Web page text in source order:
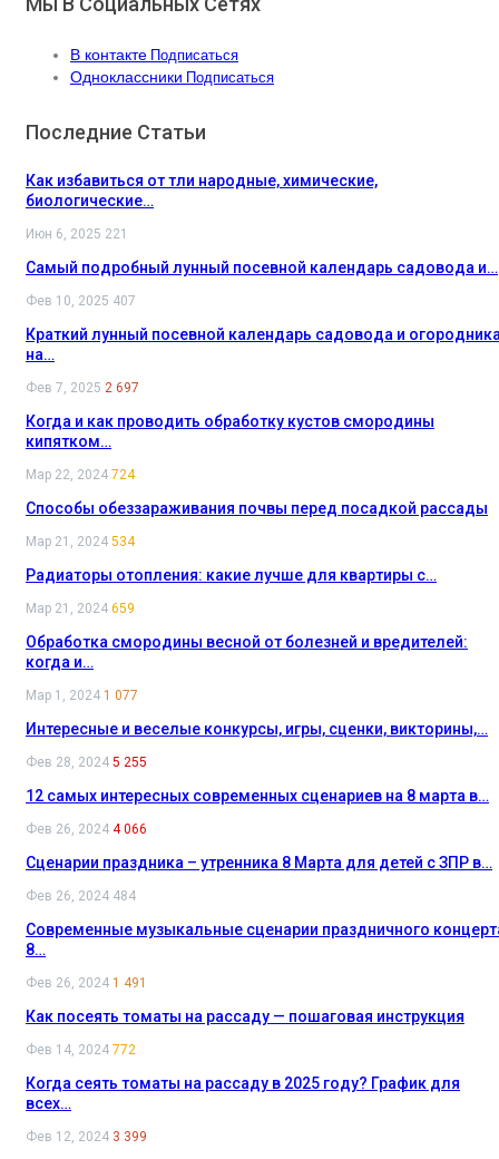
В контакте Подписаться
Одноклассники Подписаться
Последние Статьи
Как избавиться от тли народные, химические,
биологические…
Июн 6, 2025 221
Самый подробный лунный посевной календарь садовода и…
Фев 10, 2025 407
Краткий лунный посевной календарь садовода и
на…
Фев 7, 2025 2 697
Когда и как проводить обработку кустов смородины
кипятком…
Мар 22, 2024 724
Способы обеззараживания почвы перед посадкой рассады
Мар 21, 2024 534
Радиаторы отопления: какие лучше для квартиры с…
Мар 21, 2024 659
Обработка смородины весной от болезней и вредителей:
когда и…
Мар 1, 2024 1 077
Интересные и веселые конкурсы, игры, сценки, викторины,…
Фев 28, 2024 5 255
12 самых интересных современных сценариев на 8 марта в…
Фев 26, 2024 4 066
Сценарии праздника – утренника 8 Марта для детей с ЗПР в…
Фев 26, 2024 484
Современные музыкальные сценарии праздничного
8…
Фев 26, 2024 1 491
Как посеять томаты на рассаду — пошаговая инструкция
Фев 14, 2024 772
Когда сеять томаты на рассаду в 2025 году? График для
всех…
Фев 12, 2024 3 399